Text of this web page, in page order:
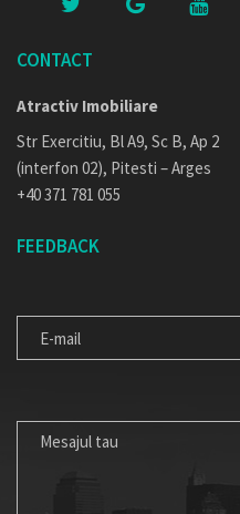
CONTACT
Atractiv Imobiliare
Str Exercitiu, Bl A9, Sc B, Ap 2
(interfon 02), Pitesti – Arges
+40 371 781 055
FEEDBACK
MAIL
TAU